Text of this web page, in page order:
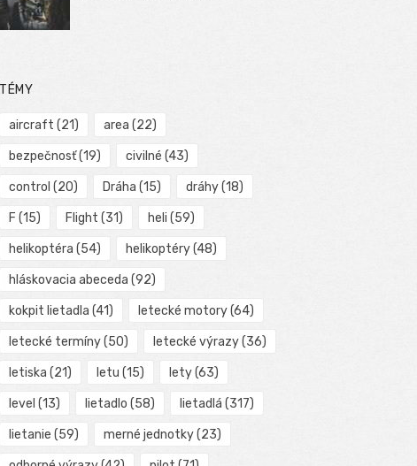
TÉMY
aircraft (21) area (22)
bezpečnosť(19) civilné (43)
control (20) Dráha (15) dráhy(18)
F (15) Flight (31) heli (59)
helikoptéra (54) helikoptéry(48)
hláskovacia abeceda (92)
kokpit lietadla (41) letecké motory(64)
letecké termíny(50) letecké výrazy(36)
letiska (21) letu (15) lety(63)
level (13) lietadlo (58) lietadlá (317)
lietanie (59) merné jednotky(23)